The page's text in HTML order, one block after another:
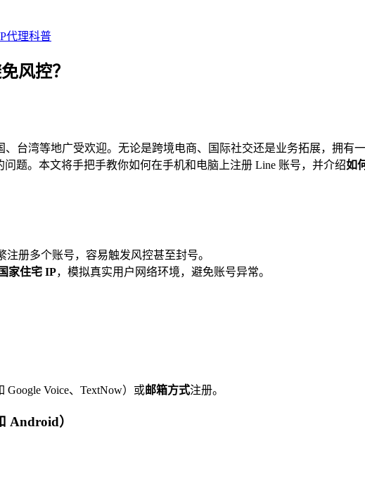
代理科普
风控？
台湾等地广受欢迎。无论是跨境电商、国际社交还是业务拓展，拥有
问题。本文将手把手教你如何在手机和电脑上注册 Line 账号，并介绍如
册多个账号，容易触发风控甚至封号。
家住宅 IP，模拟真实用户网络环境，避免账号异常。
Google Voice、TextNow）或邮箱方式注册。
Android）